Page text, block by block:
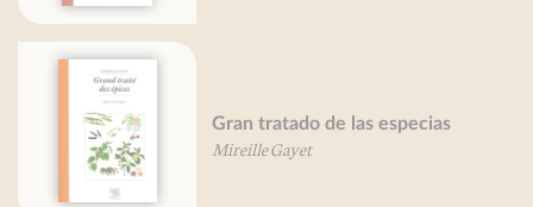
Gran tratado de las especias
Mireille Gayet